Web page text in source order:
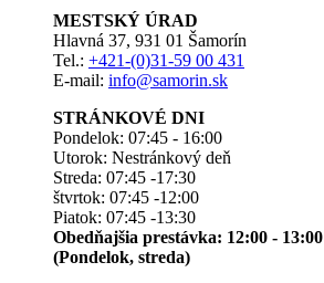
MESTSKÝ ÚRAD
Hlavná 37, 931 01 Šamorín
Tel.: +421-(0)31-59 00 431
E-mail: info@samorin.sk
STRÁNKOVÉ DNI
Pondelok: 07:45 - 16:00
Utorok: Nestránkový deň
Streda: 07:45 -17:30
štvrtok: 07:45 -12:00
Piatok: 07:45 -13:30
Obedňajšia prestávka: 12:00 - 13:00
(Pondelok, streda)